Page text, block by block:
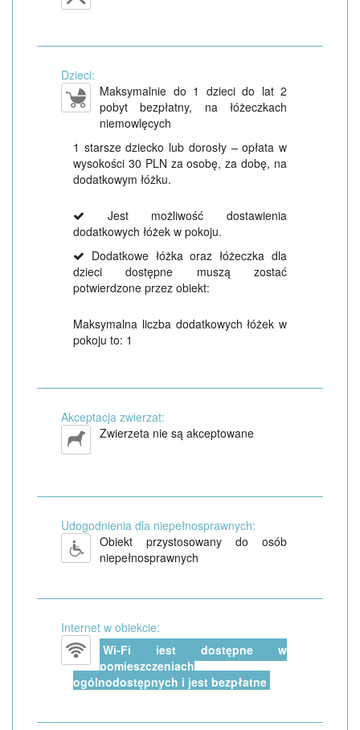
Dzieci:
Maksymalnie do 1 dzieci do lat 2
pobyt bezpłatny, na łóżeczkach
niemowlęcych
1 starsze dziecko lub dorosły – opłata w
wysokości 30 PLN za osobę, za dobę, na
dodatkowym łóżku.
Jest możliwość dostawienia
dodatkowych łóżek w pokoju.
Dodatkowe łóżka oraz łóżeczka dla
dzieci dostępne muszą zostać
potwierdzone przez obiekt:
Maksymalna liczba dodatkowych łóżek w
pokoju to: 1
Akceptacja zwierzat:
Zwierzeta nie są akceptowane
Udogodnienia dla niepełnosprawnych:
Obiekt przystosowany do osób
niepełnosprawnych
Internet w obiekcie:
Wi-Fi jest dostępne w
pomieszczeniach
ogólnodostępnych i jest bezpłatne